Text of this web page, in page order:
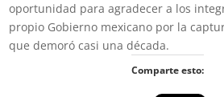
oportunidad para agradecer a los
propio Gobierno mexicano por la
que demoró casi una década.
Comparte esto: